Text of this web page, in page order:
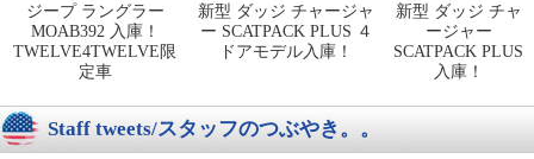
ジープ ラングラー
MOAB392 入庫！
TWELVE4TWELVE限
定車
新型 ダッジ チャージャ
ー SCATPACK PLUS ４
ドアモデル入庫！
新型 ダッジ チャ
ージャー
SCATPACK PLUS
入庫！
Staff tweets/スタッフのつぶやき。。